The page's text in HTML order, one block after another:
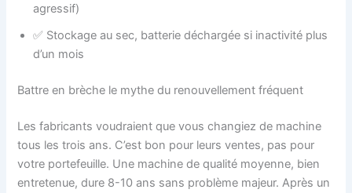
agressif)
✅ Stockage au sec, batterie déchargée si inactivité plus
d’un mois
Battre en brèche le mythe du renouvellement fréquent
Les fabricants voudraient que vous changiez de machine
tous les trois ans. C’est bon pour leurs ventes, pas pour
votre portefeuille. Une machine de qualité moyenne, bien
entretenue, dure 8-10 ans sans problème majeur. Après un